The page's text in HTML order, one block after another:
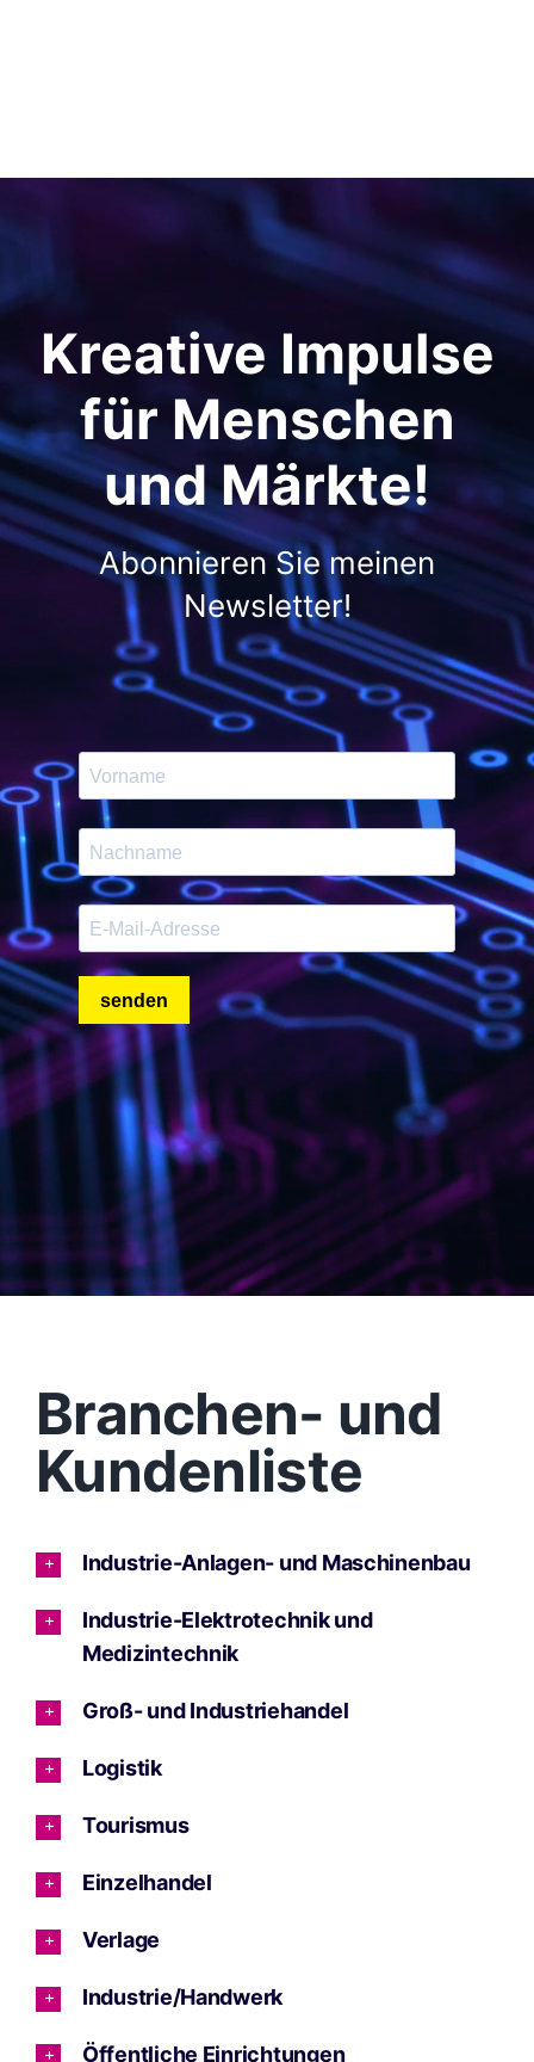
Kreative Impulse
für Menschen
und Märkte!
Abonnieren Sie meinen
Newsletter!
Branchen- und
Kundenliste
Industrie-Anlagen- und Maschinenbau
Industrie-Elektrotechnik und
Medizintechnik
Groß- und Industriehandel
Logistik
Tourismus
Einzelhandel
Verlage
Industrie/Handwerk
Öffentliche Einrichtungen